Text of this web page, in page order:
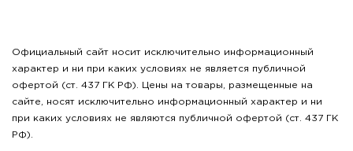
Официальный сайт носит исключительно информационный
характер и ни при каких условиях не является публичной
офертой (ст. 437 ГК РФ). Цены на товары, размещенные на
сайте, носят исключительно информационный характер и ни
при каких условиях не являются публичной офертой (ст. 437 ГК
РФ).